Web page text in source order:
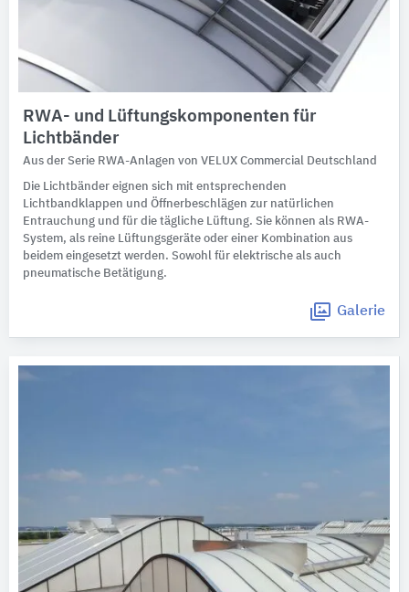
RWA- und Lüftungskomponenten für
Lichtbänder
Aus der Serie RWA-Anlagen von VELUX Commercial Deutschland
Die Lichtbänder eignen sich mit entsprechenden
Lichtbandklappen und Öffnerbeschlägen zur natürlichen
Entrauchung und für die tägliche Lüftung. Sie können als RWA-
System, als reine Lüftungsgeräte oder einer Kombination aus
beidem eingesetzt werden. Sowohl für elektrische als auch
pneumatische Betätigung.
Galerie